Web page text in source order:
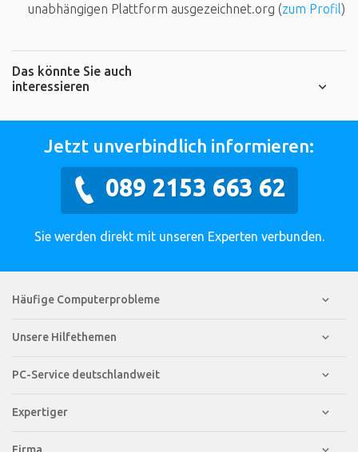
unabhängigen Plattform ausgezeichnet.org (zum Profil)
Das könnte Sie auch
interessieren
Jetzt unverbindlich informieren:
089 2153 663 62
Sie werden direkt mit unseren Experten verbunden.
Häufige Computerprobleme
Unsere Hilfethemen
PC-Service deutschlandweit
Expertiger